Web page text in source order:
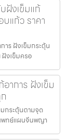
ฝังเข็มแก้
แก้ว ราคา
ร ฝังเข็มกระตุ้น
ฝังเข็มครอ
าการ ฝังเข็ม
กระตุ้นตามจุด
พทย์แผนจีนพญา